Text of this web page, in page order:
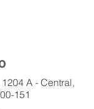
A - Central,
151